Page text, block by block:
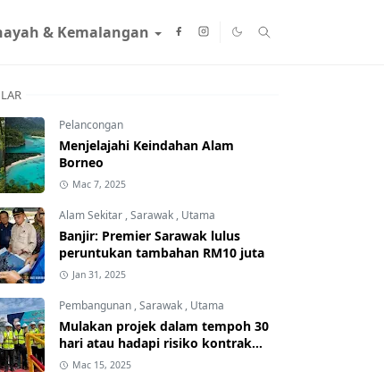
& Kemalangan
Pelancongan
Menjelajahi Keindahan Alam
Borneo
Mac 7, 2025
Alam Sekitar ,Sarawak , Utama
Banjir: Premier Sarawak lulus
peruntukan tambahan RM10 juta
Jan 31, 2025
Pembangunan ,Sarawak , Utama
Mulakan projek dalam tempoh 30
hari atau hadapi risiko kontrak
ditamatkan
Mac 15, 2025